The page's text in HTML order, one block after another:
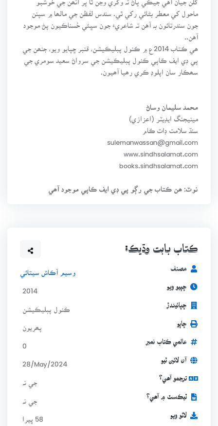
ماحول کي معطر بڻائي رکي ٿي. سندس لفظن جي مالھا ۾ سپنن
جون سندرتائون بہ آهن تہ شاعريءَ جون سڀئي حُسناڪيون پڻ موجود
آهن..
ھي ڪتاب 2014ع ۾ ڪنول پبليڪيشن، قنبر ڇپايو ويو، جنھن جي
پي ڊي ايف ڪاپي ڪنول پبليڪيشن جي سرواڻ سعيد سومري جي
سھڪار سان اپلوڊ ڪري رھيا آھيون.
محمد سليمان وساڻ
مينيجنگ ايڊيٽر (اعزازي)
سنڌ سلامت ڊاٽ ڪام
sulemanwassan@gmail.com
نوٽ: ھن ڪتاب جي رڳو پي ڊي ايف ڪاپي موجود آھي
ڪتاب بابت وڌيڪ:
مصنف وسيم آڪاش سيتائي
ڇپيو ويو 2014
ڇپائيندڙ ڪنول پبليڪيشن
ڇاپو
عالمي ڪتاب نمبر
آن لائين ٿيو 28/May/2024
ترجمو آھي؟
ٽيڪسٽ ۾ آھي؟
لاٿو ويو 58 ڀيرا